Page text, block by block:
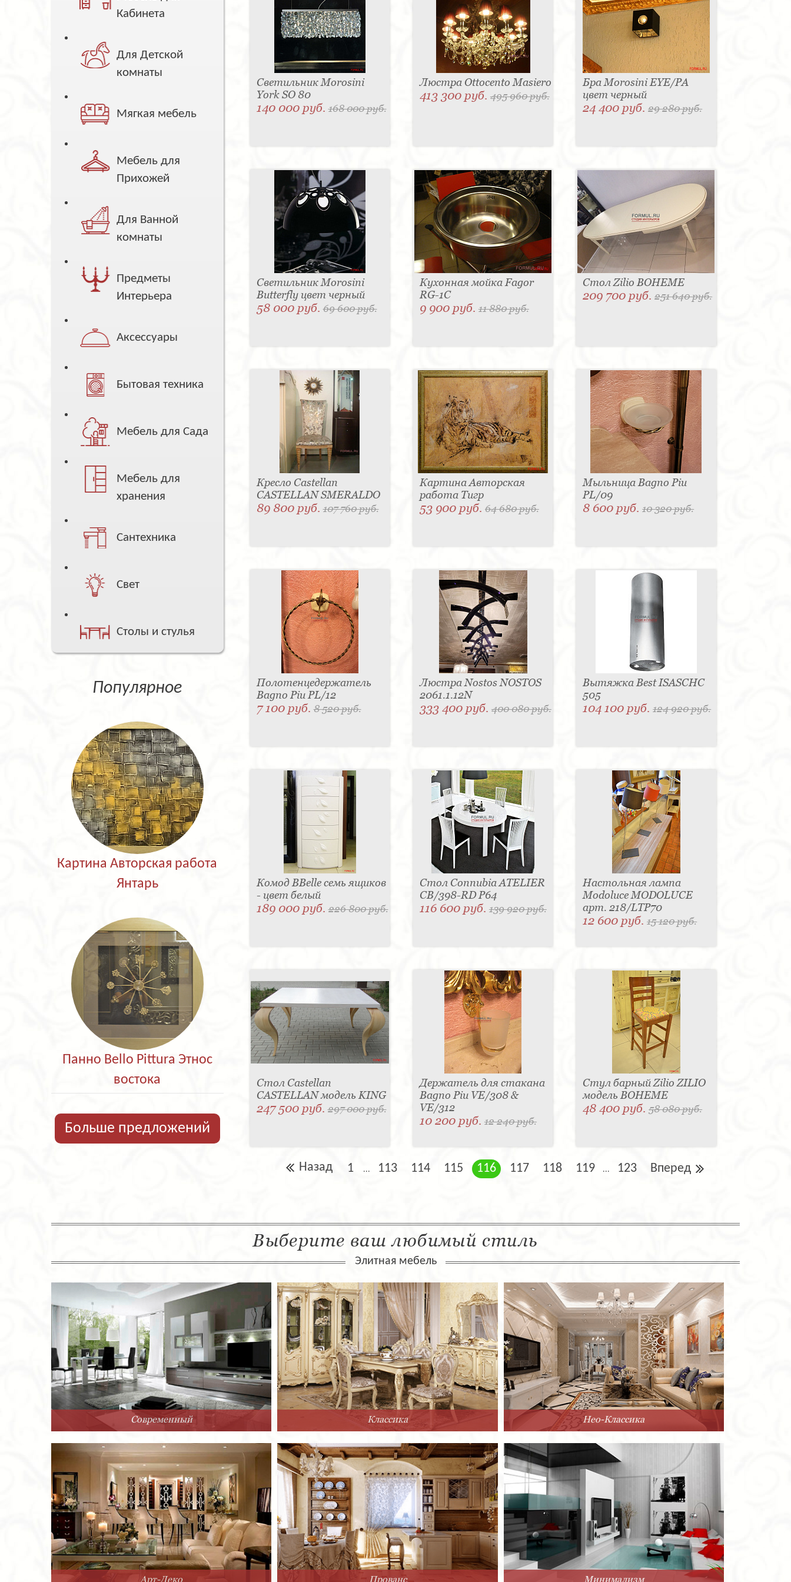
Кабинета
Для Детской
комнаты
Мягкая мебель
Мебель для
Прихожей
Для Ванной
комнаты
Предметы
Интерьера
Аксессуары
Бытовая техника
Мебель для Сада
Мебель для
хранения
Сантехника
Свет
Столы и стулья
Популярное
Картина Авторская работа
Янтарь
Панно Bello Pittura Этнос
востока
Больше предложений
Светильник Morosini
York SO 80
140 000 руб.168 000 руб.
Люстра Ottocento Masiero
413 300 руб. 495 960 руб.
Бра Morosini EYE/PA
цвет черный
24 400 руб.29 280 руб.
Светильник Morosini
Butterfly цвет черный
58 000 руб.69 600 руб.
Кухонная мойка Fagor
RG-1C
9 900 руб. 11 880 руб.
Стол Zilio BOHEME
209 700 руб.251 640 руб.
Кресло Castellan
CASTELLAN SMERALDO
89 800 руб.107 760 руб.
Картина Авторская
работа Тигр
53 900 руб. 64 680 руб.
Мыльница Bagno Piu
PL/09
8 600 руб.10 320 руб.
Полотенцедержатель
Bagno Piu PL/12
7 100 руб.8 520 руб.
Люстра Nostos NOSTOS
2061.1.12N
333 400 руб. 400 080 руб.
Вытяжка Best ISASCHC
505
104 100 руб.124 920 руб.
Комод BBelle семь ящиков
- цвет белый
189 000 руб.226 800 руб.
Стол Connubia ATELIER
CB/398-RD P64
116 600 руб. 139 920 руб.
Настольная лампа
Modoluce MODOLUCE
арт. 218/LTP70
12 600 руб.15 120 руб.
Стол Castellan
CASTELLAN модель KING
247 500 руб.297 000 руб.
Держатель для стакана
Bagno Piu VE/308 &
VE/312
10 200 руб. 12 240 руб.
Стул барный Zilio ZILIO
модель BOHEME
48 400 руб.58 080 руб.
Назад 1 ... 113 114 115 116 117 118 119 ... 123 Вперед
Выберите ваш любимый стиль
Элитная мебель
Современный Классика Нео-Классика
Арт-Деко Прованс Минимализм